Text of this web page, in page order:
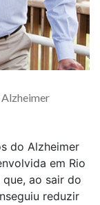
do Alzheimer
em Rio
ao sair do
reduzir